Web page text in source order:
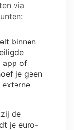
via
binnen
app of
je geen
externe
de
je euro-